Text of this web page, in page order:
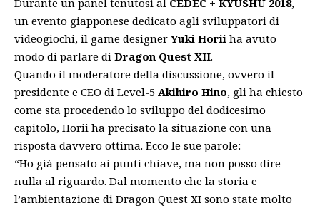
un evento giapponese dedicato agli sviluppatori di
videogiochi, il game designer Yuki Horii ha avuto
modo di parlare di Dragon Quest XII.
Quando il moderatore della discussione, ovvero il
presidente e CEO di Level-5 Akihiro Hino, gli ha chiesto
come sta procedendo lo sviluppo del dodicesimo
capitolo, Horii ha precisato la situazione con una
risposta davvero ottima. Ecco le sue parole:
“Ho già pensato ai punti chiave, ma non posso dire
nulla al riguardo. Dal momento che la storia e
l’ambientazione di Dragon Quest XI sono state molto